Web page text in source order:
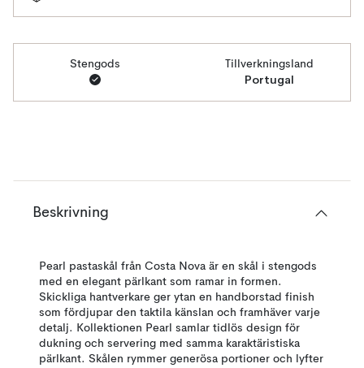
Stengods Tillverkningsland
Portugal
Beskrivning
Pearl pastaskål från Costa Nova är en skål i stengods
med en elegant pärlkant som ramar in formen.
Skickliga hantverkare ger ytan en handborstad finish
som fördjupar den taktila känslan och framhäver varje
detalj. Kollektionen Pearl samlar tidlös design för
dukning och servering med samma karaktäristiska
pärlkant. Skålen rymmer generösa portioner och lyfter